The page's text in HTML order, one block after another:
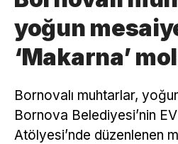
yoğun
‘Makarna’
Bornovalı muhtarlar,
Bornova Belediyesi’nin
Atölyesi’nde düzenlenen